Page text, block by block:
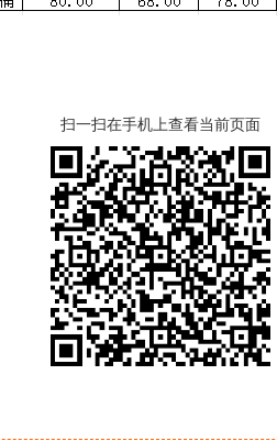
扫一扫在手机上查看当前页面